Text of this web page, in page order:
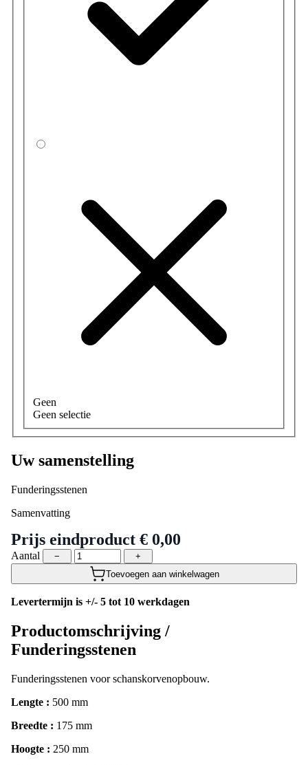
Geen
Geen selectie
Uw samenstelling
Funderingsstenen
Samenvatting
Prijs eindproduct € 0,00
Aantal −
+
Toevoegen aan winkelwagen
Levertermijn is +/- 5 tot 10 werkdagen
Productomschrijving /
Funderingsstenen
Funderingsstenen voor schanskorvenopbouw.
Lengte : 500 mm
Breedte : 175 mm
Hoogte : 250 mm